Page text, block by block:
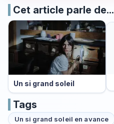
Cet article parle de...
Un si grand soleil
Tags
Un si grand soleil en avance